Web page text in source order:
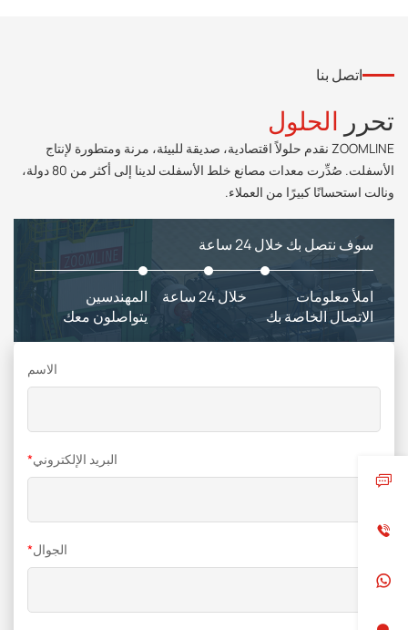
اتصل بنا
تحرر الحلول
ZOOMLINE نقدم حلولاً اقتصادية، صديقة للبيئة، مرنة ومتطورة لإنتاج
الأسفلت. صُدِّرت معدات مصانع خلط الأسفلت لدينا إلى أكثر من 80 دولة،
ونالت استحسانًا كبيرًا من العملاء.
سوف نتصل بك خلال 24 ساعة
املأ معلومات
الاتصال الخاصة بك
خلال 24 ساعة
المهندسين
يتواصلون معك
الاسم
*البريد الإلكتروني
*الجوال